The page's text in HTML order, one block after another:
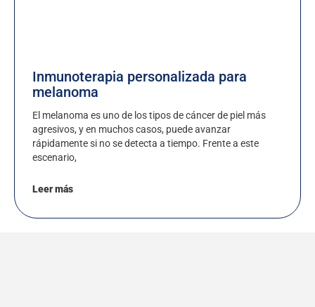
Inmunoterapia personalizada para
melanoma
El melanoma es uno de los tipos de cáncer de piel más
agresivos, y en muchos casos, puede avanzar
rápidamente si no se detecta a tiempo. Frente a este
escenario,
Leer más